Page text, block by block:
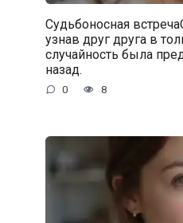
Судьбоносная
узнав друг друга в
случайность была
назад.
0 8